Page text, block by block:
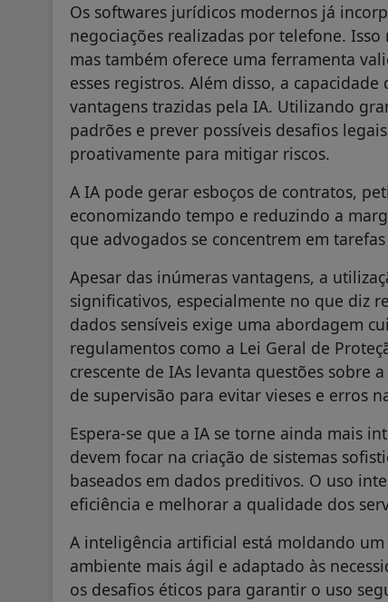
Os softwares jurídicos modernos já
negociações realizadas por telefone.
mas também oferece uma ferramenta
esses registros. Além disso, a
vantagens trazidas pela IA. Utilizando
padrões e prever possíveis desafios
proativamente para mitigar riscos.
A IA pode gerar esboços de contratos,
economizando tempo e reduzindo a
que advogados se concentrem em
Apesar das inúmeras vantagens, a
significativos, especialmente no que diz
dados sensíveis exige uma abordagem
regulamentos como a Lei Geral de
crescente de IAs levanta questões sobre
de supervisão para evitar vieses e erros
Espera-se que a IA se torne ainda mais
devem focar na criação de sistemas
baseados em dados preditivos. O uso
eficiência e melhorar a qualidade dos
A inteligência artificial está moldando
ambiente mais ágil e adaptado às
os desafios éticos para garantir o uso